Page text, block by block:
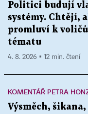
Politici budují
systémy. Chtějí,
promluví k
tématu
4. 8. 2026 ▪ 12 min. čtení
KOMENTÁŘ PETRA
Výsměch,